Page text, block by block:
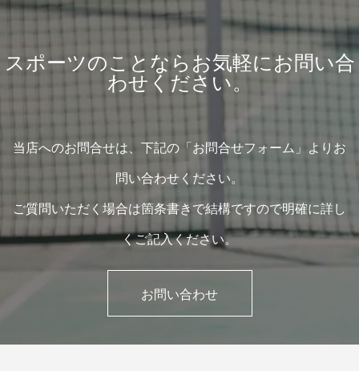
スポーツのことならお気軽にお問い合
わせください。
当店へのお問合せは、下記の「お問合せフォーム」よりお
問い合わせください。
ご質問いただく場合は箇条書きで結構ですので明確に詳し
くご記入ください。
お問い合わせ